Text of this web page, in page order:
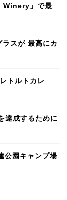
Winery」で最
スが 最高にカ
トルトカレ
達成するために
公園キャンプ場